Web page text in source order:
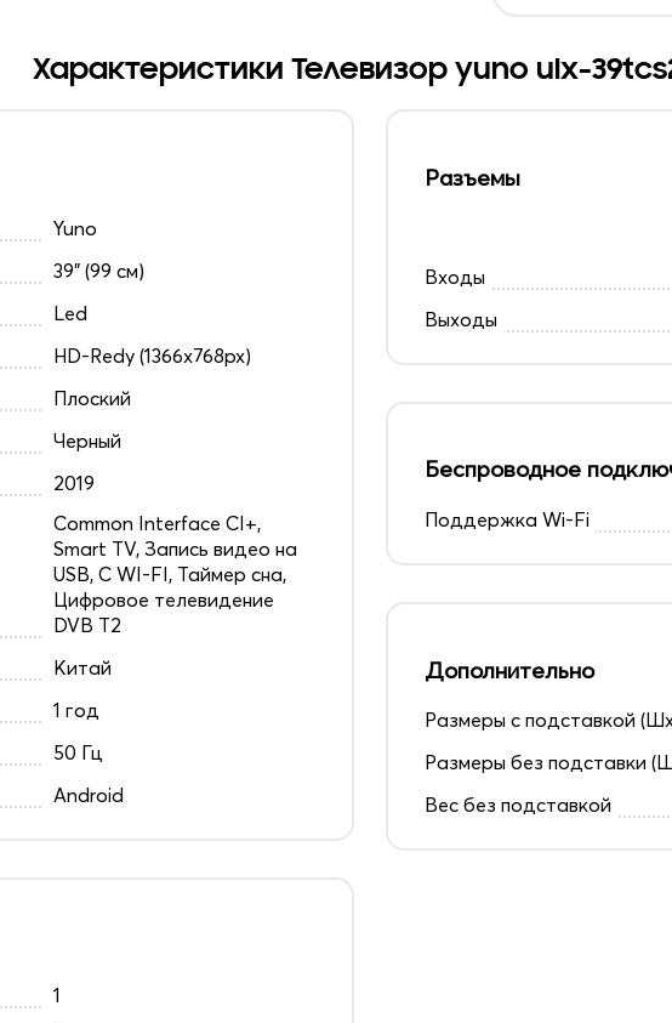
Характеристики Телевизор yuno ulx-
Yuno
39" (99 см)
Led
HD-Redy (1366x768px)
Плоский
Черный
2019
Common Interface CI+,
Smart TV, Запись видео на
USB, С WI-FI, Таймер сна,
Цифровое телевидение
DVB T2
Китай
1 год
50 Гц
Android
1
Разъемы
Входы
Выходы
Беспроводное
Поддержка Wi-Fi
Дополнительно
Размеры с подставкой
Размеры без подставки
Вес без подставкой